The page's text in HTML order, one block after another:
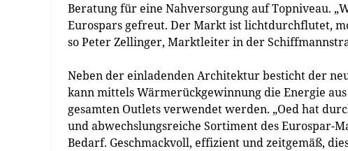
Beratung für eine Nahversorgung auf Topniveau.
Eurospars gefreut. Der Markt ist lichtdurchflutet,
so Peter Zellinger, Marktleiter in der
Neben der einladenden Architektur besticht der
kann mittels Wärmerückgewinnung die Energie
gesamten Outlets verwendet werden. „Oed hat
und abwechslungsreiche Sortiment des Eurospar-
Bedarf. Geschmackvoll, effizient und zeitgemäß,